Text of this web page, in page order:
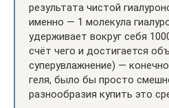
результата чистой
именно — 1 молекула
удерживает вокруг себя
счёт чего и достигается
суперувлажнение) —
геля, было бы просто
разнообразия купить это